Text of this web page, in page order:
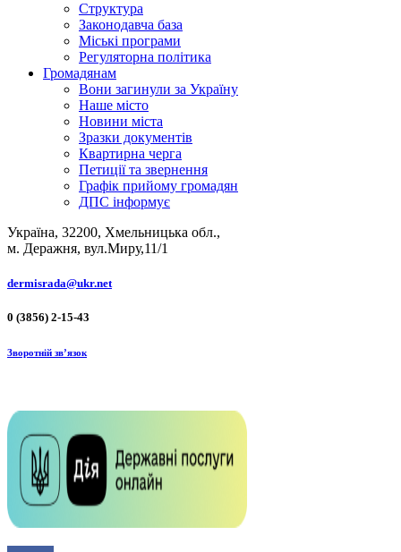
Структура
Законодавча база
Міські програми
Регуляторна політика
Громадянам
Вони загинули за Україну
Наше місто
Новини міста
Зразки документів
Квартирна черга
Петиції та звернення
Графік прийому громадян
ДПС інформує
Україна, 32200, Хмельницька обл.,
м. Деражня, вул.Миру,11/1
dermisrada@ukr.net
0 (3856) 2-15-43
Зворотній зв’язок